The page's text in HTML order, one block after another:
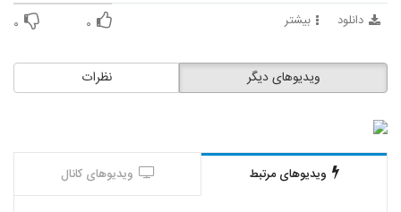
دانلود بیشتر ۰ ۰
نظرات ویدیوهای دیگر
ویدیوهای مرتبط ویدیوهای کانال